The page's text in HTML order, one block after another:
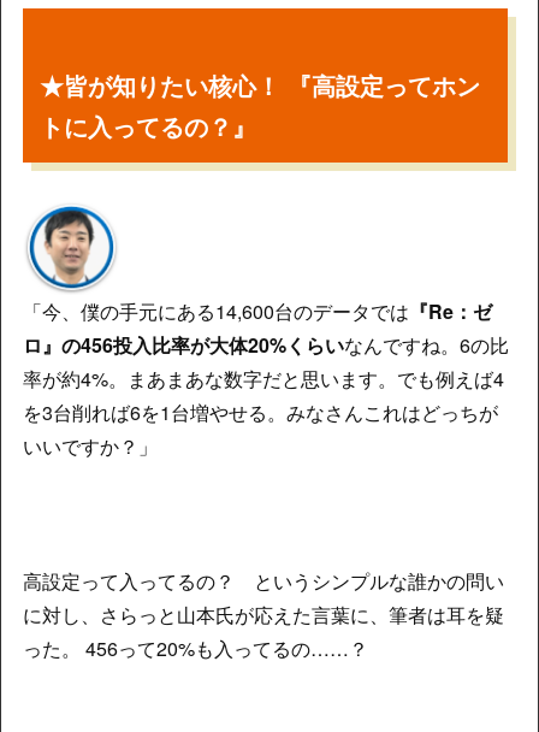
★皆が知りたい核心！ 『高設定ってホン
トに入ってるの？』
「今、僕の手元にある14,600台のデータでは 『Re：ゼ
ロ』の456投入比率が大体20%くらいなんですね。6の比
率が約4%。まあまあな数字だと思います。でも例えば4
を3台削れば6を1台増やせる。みなさんこれはどっちが
いいですか？」
高設定って入ってるの？ というシンプルな誰かの問い
に対し、さらっと山本氏が応えた言葉に、筆者は耳を疑
った。 456って20%も入ってるの……？